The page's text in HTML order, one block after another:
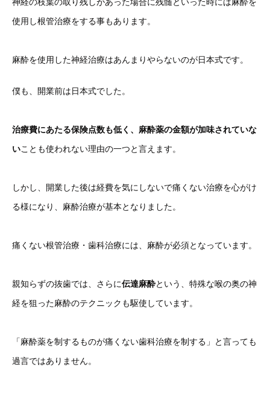
使用し根管治療をする事もあります。
麻酔を使用した神経治療はあんまりやらないのが日本式です。
僕も、開業前は日本式でした。
治療費にあたる保険点数も低く、麻酔薬の金額が加味されていな
いことも使われない理由の一つと言えます。
しかし、開業した後は経費を気にしないで痛くない治療を心がけ
る様になり、麻酔治療が基本となりました。
痛くない根管治療・歯科治療には、麻酔が必須となっています。
親知らずの抜歯では、さらに伝達麻酔という、特殊な喉の奥の神
経を狙った麻酔のテクニックも駆使しています。
「麻酔薬を制するものが痛くない歯科治療を制する」と言っても
過言ではありません。